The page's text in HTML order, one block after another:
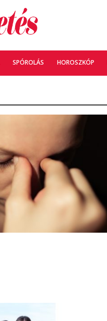
SPÓROLÁS HOROSZKÓP